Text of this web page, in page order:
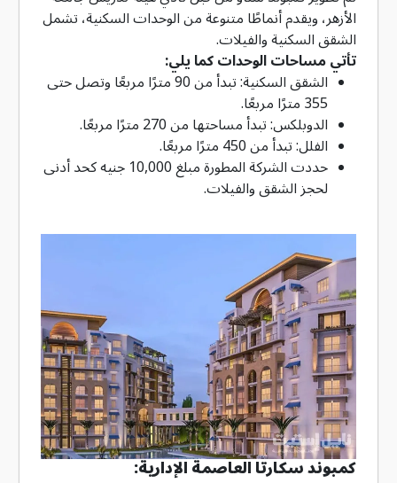
الأزهر، ويقدم أنماطًا متنوعة من الوحدات السكنية، تشمل
الشقق السكنية والفيلات.
تأتي مساحات الوحدات كما يلي:
الشقق السكنية: تبدأ من 90 مترًا مربعًا وتصل حتى
355 مترًا مربعًا.
الدوبلكس: تبدأ مساحتها من 270 مترًا مربعًا.
الفلل: تبدأ من 450 مترًا مربعًا.
حددت الشركة المطورة مبلغ 10,000 جنيه كحد أدنى
لحجز الشقق والفيلات.
كمبوند سكارتا العاصمة الإدارية: